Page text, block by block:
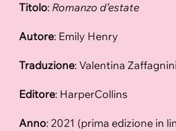
Titolo: Romanzo d’estate
Autore: Emily Henry
Traduzione: Valentina
Editore: HarperCollins
Anno: 2021 (prima edizione in